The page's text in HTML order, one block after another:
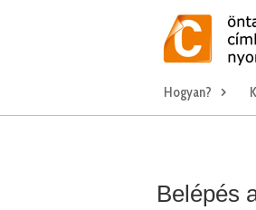
Hogyan?
Belépés